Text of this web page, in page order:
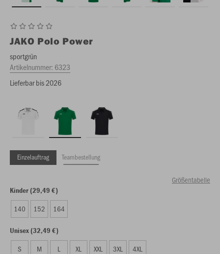
JAKO Polo Power
sportgrün
Artikelnummer: 6323
Lieferbar bis 2026
Einzelauftrag Teambestellung
Größentabelle
Kinder (29,49 €)
140 152 164
Unisex (32,49 €)
S M L XL XXL 3XL 4XL